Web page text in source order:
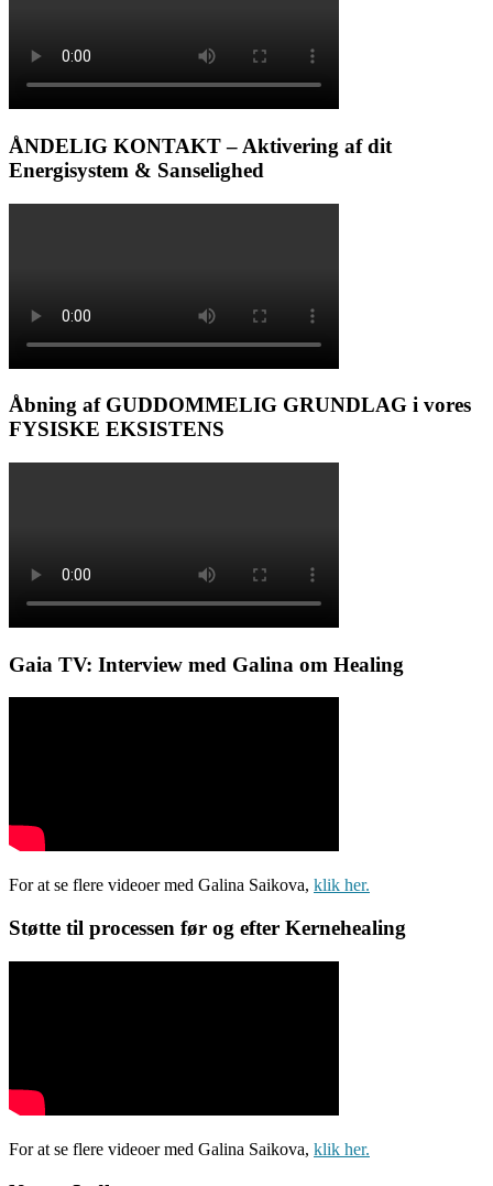
ÅNDELIG KONTAKT – Aktivering af dit
Energisystem & Sanselighed
Åbning af GUDDOMMELIG GRUNDLAG i vores
FYSISKE EKSISTENS
Gaia TV: Interview med Galina om Healing
For at se flere videoer med Galina Saikova, klik her.
Støtte til processen før og efter Kernehealing
For at se flere videoer med Galina Saikova, klik her.